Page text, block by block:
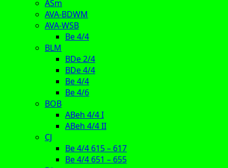
ASm
AVA-BDWM
AVA-WSB
Be 4/4
BLM
BDe 2/4
BDe 4/4
Be 4/4
Be 4/6
BOB
ABeh 4/4 I
ABeh 4/4 II
CJ
Be 4/4 615 – 617
Be 4/4 651 – 655